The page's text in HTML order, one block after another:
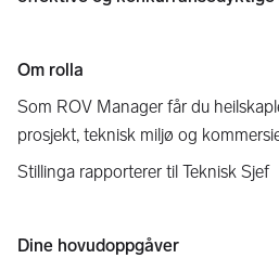
Om rolla
Som ROV Manager får du
prosjekt, teknisk miljø og
Stillinga rapporterer til Teknisk Sjef
Dine hovudoppgåver